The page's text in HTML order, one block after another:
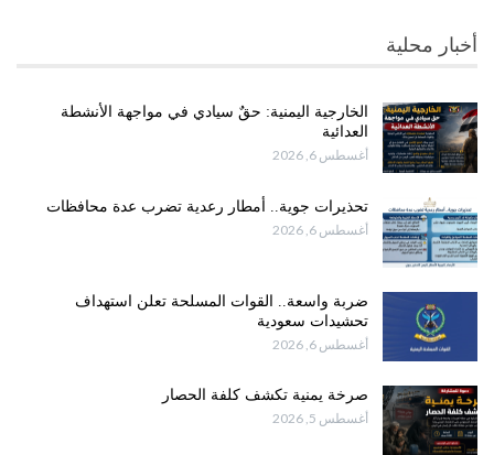
أخبار محلية
الخارجية اليمنية: حقٌ سيادي في مواجهة الأنشطة
العدائية
أغسطس 6, 2026
تحذيرات جوية.. أمطار رعدية تضرب عدة محافظات
أغسطس 6, 2026
ضربة واسعة.. القوات المسلحة تعلن استهداف
تحشيدات سعودية
أغسطس 6, 2026
صرخة يمنية تكشف كلفة الحصار
أغسطس 5, 2026